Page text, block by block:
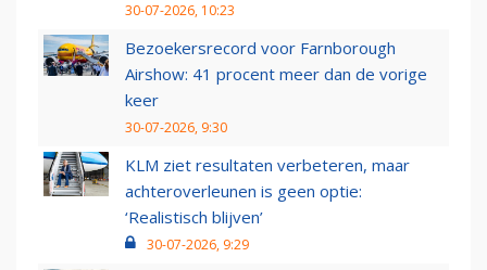
30-07-2026, 10:23
Bezoekersrecord voor Farnborough
Airshow: 41 procent meer dan de vorige
keer
30-07-2026, 9:30
KLM ziet resultaten verbeteren, maar
achteroverleunen is geen optie:
‘Realistisch blijven’
30-07-2026, 9:29